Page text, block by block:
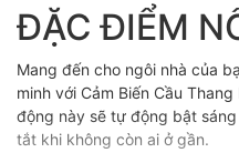
ĐẶC ĐIỂM
Mang đến cho ngôi nhà của
minh với Cảm Biến Cầu
động này sẽ tự động bật
tắt khi không còn ai ở gần.